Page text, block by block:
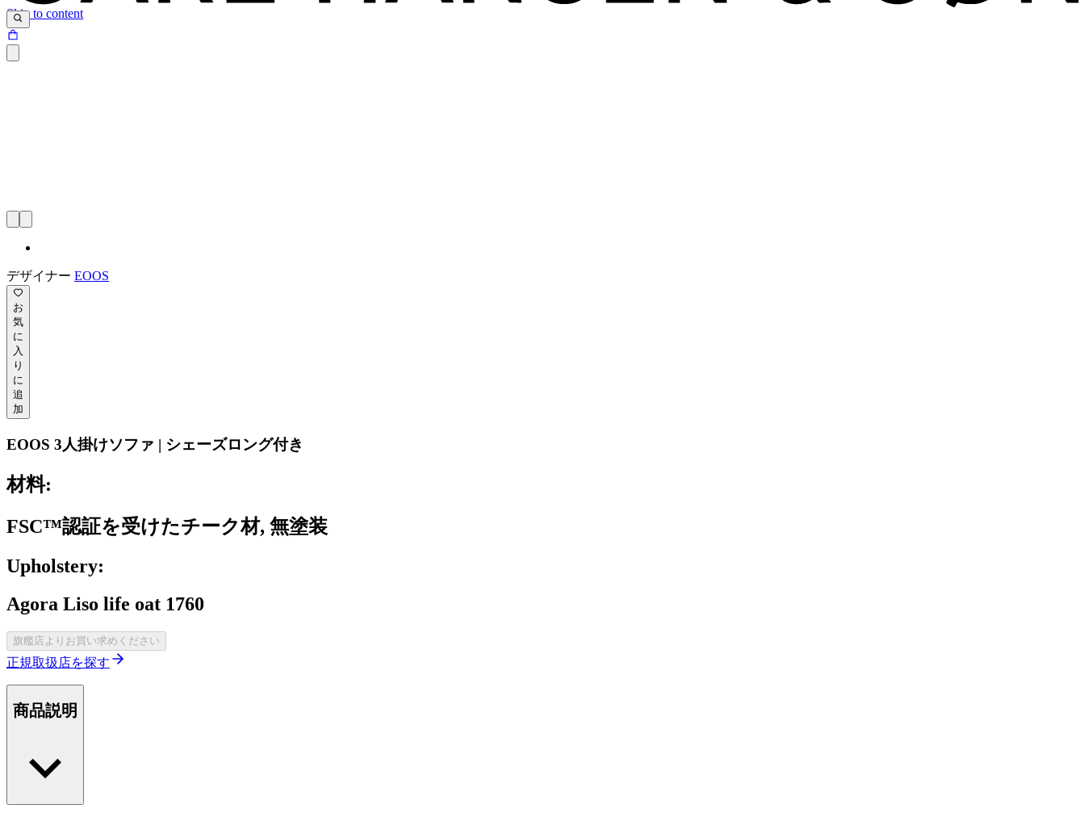
Skip to content
デザイナー EOOS
お
気
に
入
り
に
追
加
EOOS 3人掛けソファ | シェーズロング付き
材料:
FSC™認証を受けたチーク材, 無塗装
Upholstery:
Agora Liso life oat 1760
旗艦店よりお買い求めください
正規取扱店を探す
商品説明